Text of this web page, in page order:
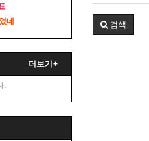
검색
네
더보기+
.